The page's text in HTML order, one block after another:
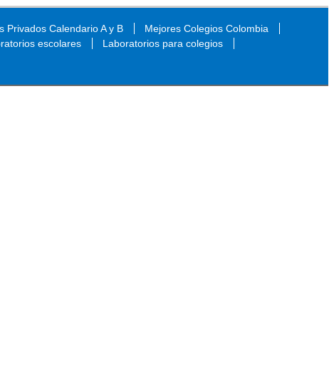
Privados Calendario A y B
Mejores Colegios Colombia
escolares
Laboratorios para colegios